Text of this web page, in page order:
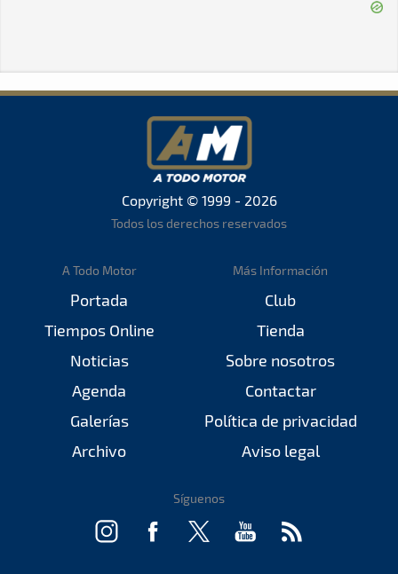
Copyright © 1999 - 2026
Todos los derechos reservados
A Todo Motor
Portada
Tiempos Online
Noticias
Agenda
Galerías
Archivo
Más Información
Club
Tienda
Sobre nosotros
Contactar
Política de privacidad
Aviso legal
Síguenos